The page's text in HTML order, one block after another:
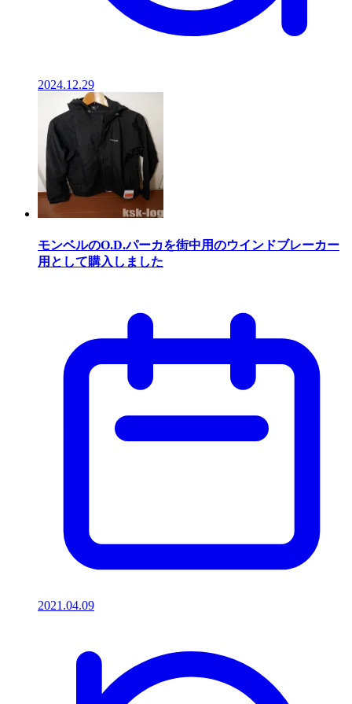
2024.12.29
モンベルのO.D.パーカを街中用のウインドブレーカー
用として購入しました
2021.04.09